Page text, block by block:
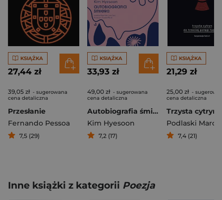
KSIĄŻKA
27,44 zł
39,05 zł - sugerowana
cena detaliczna
Przesłanie
Fernando Pessoa
7,5 (29)
KSIĄŻKA
33,93 zł
49,00 zł - sugerowana
cena detaliczna
Autobiografia śmierci
Kim Hyesoon
7,2 (17)
KSIĄŻKA
21,29 zł
25,00 zł -
cena detaliczna
Podlaski
7,4 (21)
Inne książki z kategorii Poezja